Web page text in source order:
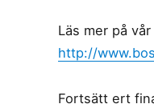
Läs mer på
http://
Fortsätt ert